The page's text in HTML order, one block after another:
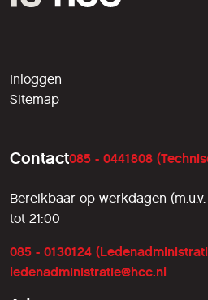
Inloggen
Sitemap
Contact085 - 0441808
Bereikbaar op werkdagen
tot 21:00
085 - 0130124
ledenadministratie@hcc.nl